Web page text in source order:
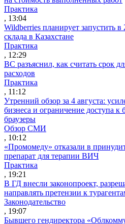
Практика
, 13:04
Wildberries планирует запустить
склада в Казахстане
Практика
, 12:29
ВС разъяснил, как считать срок
расходов
Практика
, 11:12
Утренний обзор за 4 августа:
бизнеса и ограничение доступа к
браузеры
Обзор СМИ
, 10:12
«Промомеду» отказали в
препарат для терапии ВИЧ
Практика
, 19:21
В ГД внесли законопроект,
направлять претензии к
Законодательство
, 19:07
Бывшего гендиректора